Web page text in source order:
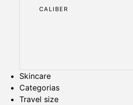
CALIBER
Skincare
Categorias
Travel size